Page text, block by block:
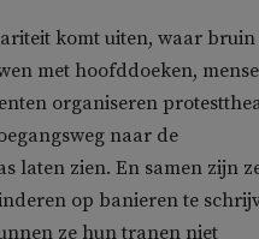
komt uiten, waar bruin
met hoofddoeken,
organiseren
naar de
laten zien. En samen zijn
op banieren te
ze hun tranen niet